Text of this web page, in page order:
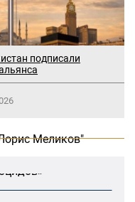
подписали
Меликов"
«Лорис